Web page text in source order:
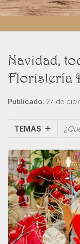
Navidad,
Floristería
Publicado: 27 de
TEMAS